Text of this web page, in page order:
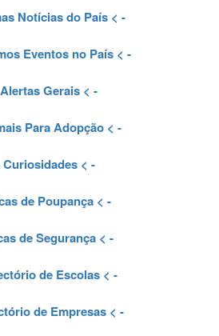
Notícias do País < -
Eventos no País < -
Alertas Gerais < -
Para Adopção < -
Curiosidades< -
de Poupança < -
de Segurança< -
de Escolas < -
de Empresas< -